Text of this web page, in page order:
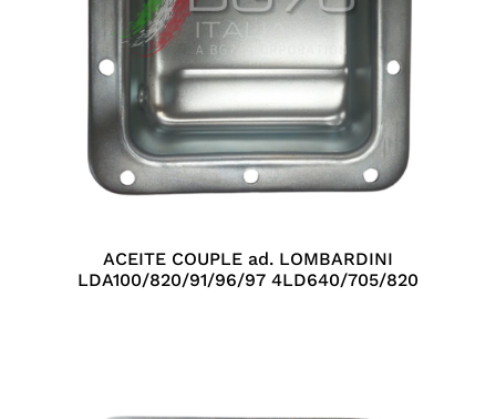
ACEITE COUPLE ad. LOMBARDINI
LDA100/820/91/96/97 4LD640/705/820